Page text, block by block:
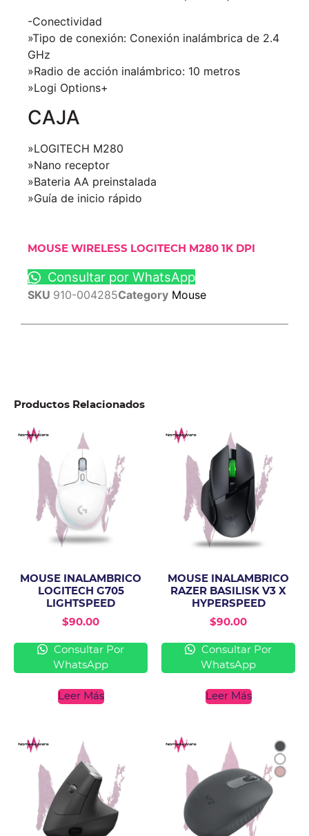
-Conectividad
»Tipo de conexión: Conexión inalámbrica de 2.4
GHz
»Radio de acción inalámbrico: 10 metros
»Logi Options+
CAJA
»LOGITECH M280
»Nano receptor
»Bateria AA preinstalada
»Guía de inicio rápido
MOUSE WIRELESS LOGITECH M280 1K DPI
Consultar por WhatsApp
SKU 910-004285Category Mouse
Productos Relacionados
MOUSE INALAMBRICO
LOGITECH G705
LIGHTSPEED
$90.00
Consultar Por
WhatsApp
Leer Más
MOUSE INALAMBRICO
RAZER BASILISK V3 X
HYPERSPEED
$90.00
Consultar Por
WhatsApp
Leer Más